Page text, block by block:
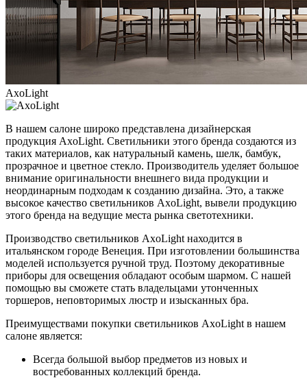
AxoLight
В нашем салоне широко представлена дизайнерская
продукция AxoLight. Светильники этого бренда создаются из
таких материалов, как натуральный камень, шелк, бамбук,
прозрачное и цветное стекло. Производитель уделяет большое
внимание оригинальности внешнего вида продукции и
неординарным подходам к созданию дизайна. Это, а также
высокое качество светильников AxoLight, вывели продукцию
этого бренда на ведущие места рынка светотехники.
Производство светильников AxoLight находится в
итальянском городе Венеция. При изготовлении большинства
моделей используется ручной труд. Поэтому декоративные
приборы для освещения обладают особым шармом. С нашей
помощью вы сможете стать владельцами утонченных
торшеров, неповторимых люстр и изысканных бра.
Преимуществами покупки светильников AxoLight в нашем
салоне является:
Всегда большой выбор предметов из новых и
востребованных коллекций бренда.